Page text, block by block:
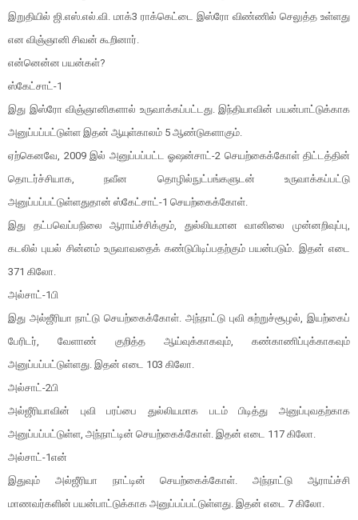
இறுதியில் ஜி.எஸ்.எல்.வி. மாக்3 ராக்கெட்டை இஸ்ரோ விண்ணில் செலுத்த உள்ளது
என விஞ்ஞானி சிவன் கூறினார்.
என்னென்ன பயன்கள்?
ஸ்கேட்சாட்-1
இது இஸ்ரோ விஞ்ஞானிகளால் உருவாக்கப்பட்டது. இந்தியாவின் பயன்பாட்டுக்காக
அனுப்பப்பட்டுள்ள இதன் ஆயுள்காலம் 5 ஆண்டுகளாகும்.
ஏற்கெனவே, 2009 இல் அனுப்பப்பட்ட ஓஷன்சாட்-2 செயற்கைக்கோள் திட்டத்தின்
தொடர்ச்சியாக, நவீன தொழில்நுட்பங்களுடன் உருவாக்கப்பட்டு
அனுப்பப்பட்டுள்ளதுதான் ஸ்கேட்சாட்-1 செயற்கைக்கோள்.
இது தட்பவெப்பநிலை ஆராய்ச்சிக்கும், துல்லியமான வானிலை முன்னறிவுப்பு,
கடலில் புயல் சின்னம் உருவாவதைக் கண்டுபிடிப்பதற்கும் பயன்படும். இதன் எடை
371 கிலோ.
அல்சாட்-1பி
இது அல்ஜீரியா நாட்டு செயற்கைக்கோள். அந்நாட்டு புவி சுற்றுச்சூழல், இயற்கைப்
பேரிடர், வேளாண் குறித்த ஆய்வுக்காகவும், கண்காணிப்புக்காகவும்
அனுப்பப்பட்டுள்ளது. இதன் எடை 103 கிலோ.
அல்சாட்-2பி
அல்ஜீரியாவின் புவி பரப்பை துல்லியமாக படம் பிடித்து அனுப்புவதற்காக
அனுப்பப்பட்டுள்ள, அந்நாட்டின் செயற்கைக்கோள். இதன் எடை 117 கிலோ.
அல்சாட்-1என்
இதுவும் அல்ஜீரியா நாட்டின் செயற்கைக்கோள். அந்நாட்டு ஆராய்ச்சி
மாணவர்களின் பயன்பாட்டுக்காக அனுப்பப்பட்டுள்ளது. இதன் எடை 7 கிலோ.